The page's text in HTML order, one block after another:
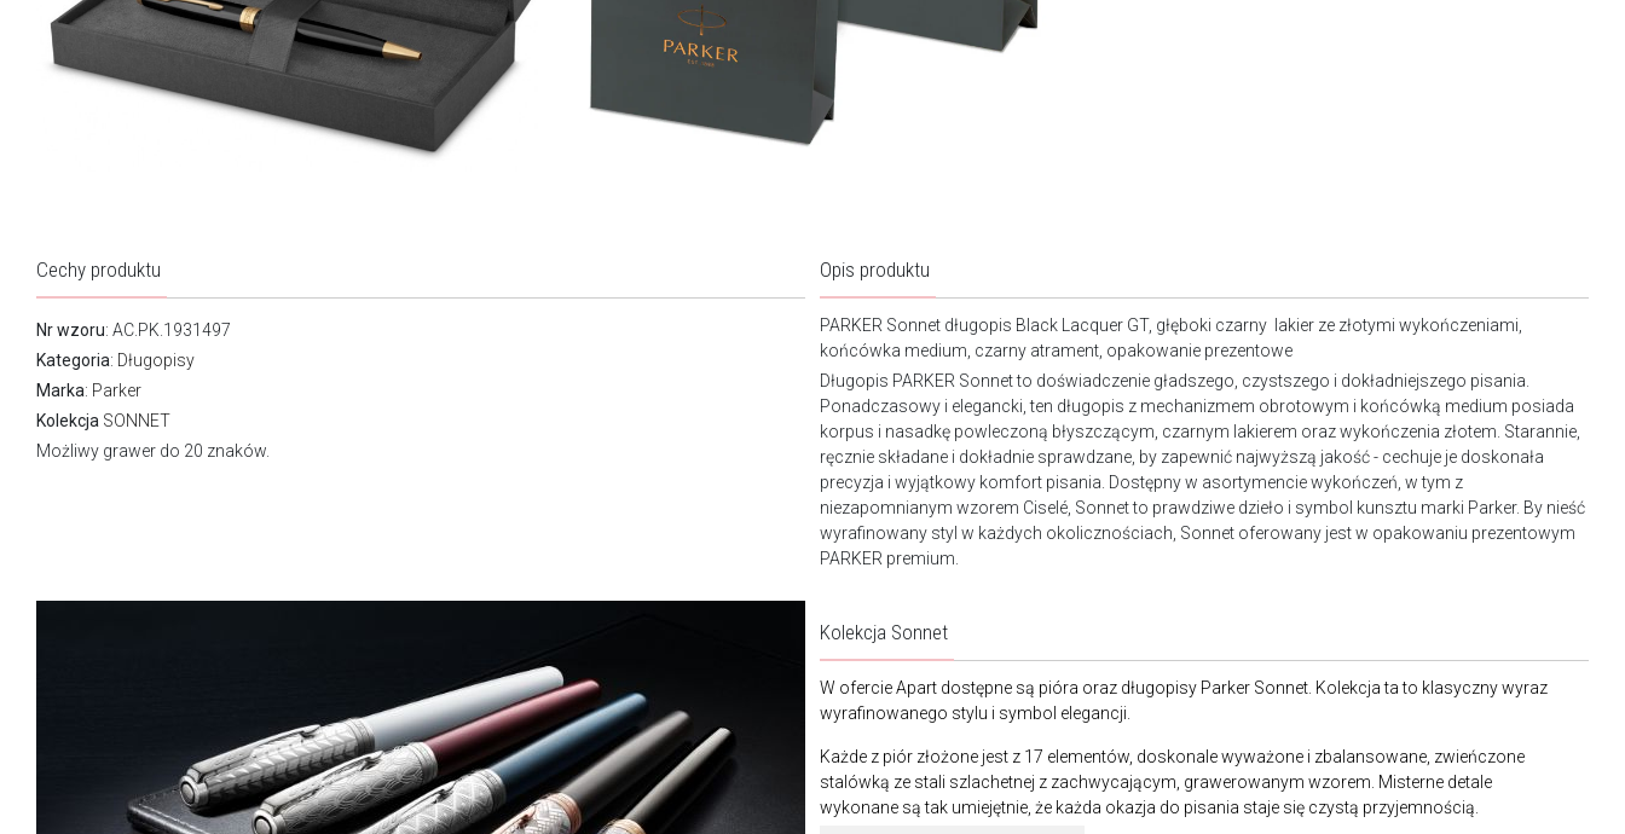
Cechy produktu
Nr wzoru: AC.PK.1931497
Kategoria: Długopisy
Marka: Parker
Kolekcja SONNET
Możliwy grawer do 20 znaków.
Opis produktu
PARKER Sonnet długopis Black Lacquer GT, głęboki czarny lakier ze złotymi wykończeniami,
końcówka medium, czarny atrament, opakowanie prezentowe
Długopis PARKER Sonnet to doświadczenie gładszego, czystszego i dokładniejszego pisania.
Ponadczasowy i elegancki, ten długopis z mechanizmem obrotowym i końcówką medium posiada
korpus i nasadkę powleczoną błyszczącym, czarnym lakierem oraz wykończenia złotem. Starannie,
ręcznie składane i dokładnie sprawdzane, by zapewnić najwyższą jakość - cechuje je doskonała
precyzja i wyjątkowy komfort pisania. Dostępny w asortymencie wykończeń, w tym z
niezapomnianym wzorem Ciselé, Sonnet to prawdziwe dzieło i symbol kunsztu marki Parker. By nieść
wyrafinowany styl w każdych okolicznościach, Sonnet oferowany jest w opakowaniu prezentowym
PARKER premium.
Kolekcja Sonnet
W ofercie Apart dostępne są pióra oraz długopisy Parker Sonnet. Kolekcja ta to klasyczny wyraz
wyrafinowanego stylu i symbol elegancji.
Każde z piór złożone jest z 17 elementów, doskonale wyważone i zbalansowane, zwieńczone
stalówką ze stali szlachetnej z zachwycającym, grawerowanym wzorem. Misterne detale
wykonane są tak umiejętnie, że każda okazja do pisania staje się czystą przyjemnością.